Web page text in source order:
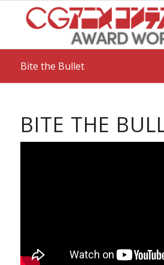
Bite the Bullet
BITE THE